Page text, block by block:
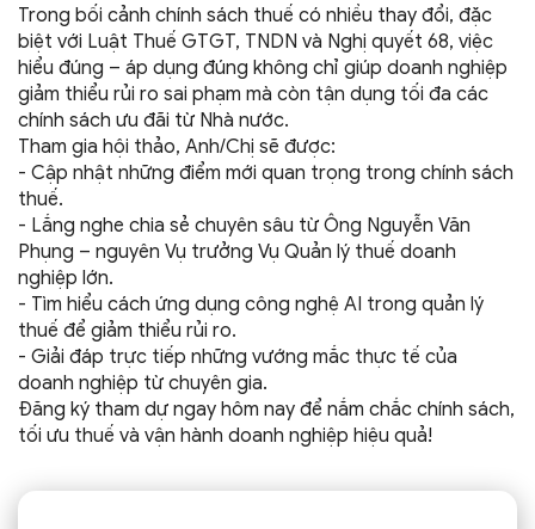
Trong bối cảnh chính sách thuế có nhiều thay đổi, đặc
biệt với Luật Thuế GTGT, TNDN và Nghị quyết 68, việc
hiểu đúng – áp dụng đúng không chỉ giúp doanh nghiệp
giảm thiểu rủi ro sai phạm mà còn tận dụng tối đa các
chính sách ưu đãi từ Nhà nước.
Tham gia hội thảo, Anh/Chị sẽ được:
- Cập nhật những điểm mới quan trọng trong chính sách
thuế.
- Lắng nghe chia sẻ chuyên sâu từ Ông Nguyễn Văn
Phụng – nguyên Vụ trưởng Vụ Quản lý thuế doanh
nghiệp lớn.
- Tìm hiểu cách ứng dụng công nghệ AI trong quản lý
thuế để giảm thiểu rủi ro.
- Giải đáp trực tiếp những vướng mắc thực tế của
doanh nghiệp từ chuyên gia.
Đăng ký tham dự ngay hôm nay để nắm chắc chính sách,
tối ưu thuế và vận hành doanh nghiệp hiệu quả!